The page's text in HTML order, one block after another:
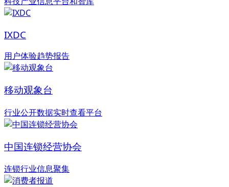
IXDC
用户体验趋势报告
移动观象台
行业公开数据实时查看平台
中国连锁经营协会
连锁行业信息聚集